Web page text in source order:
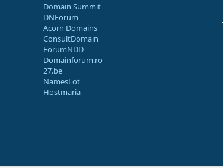
Domain Summit
DNForum
Acorn Domains
ConsultDomain
ForumNDD
Domainforum.ro
27.be
NamesLot
Hostmaria